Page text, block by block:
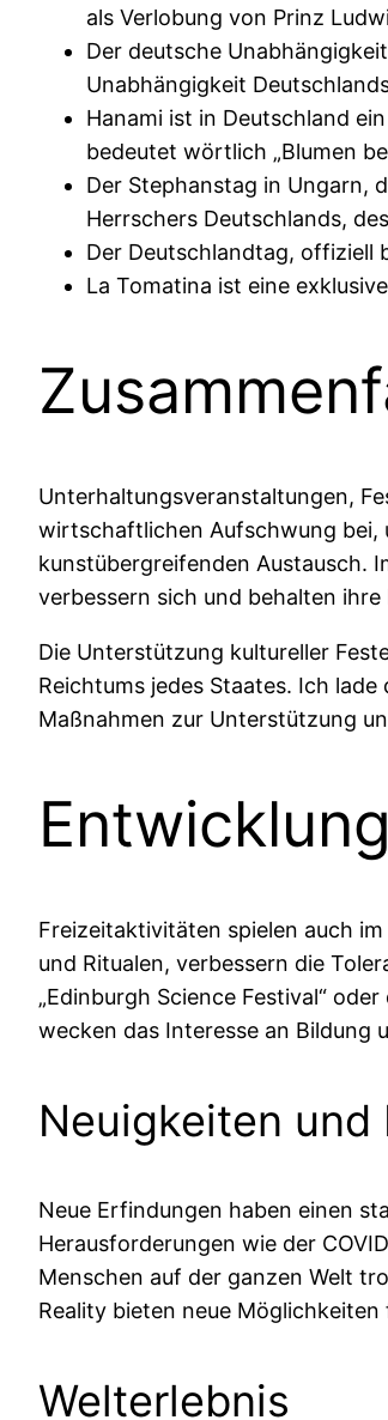
als Verlobung von Prinz
Der deutsche
Unabhängigkeit
Hanami ist in Deutschland
bedeutet wörtlich „Blumen
Der Stephanstag in Ungarn,
Herrschers Deutschlands,
Der Deutschlandtag, offiziell
La Tomatina ist eine
Unterhaltungsveranstaltungen,
wirtschaftlichen Aufschwung bei,
kunstübergreifenden Austausch.
verbessern sich und behalten
Die Unterstützung kultureller
Reichtums jedes Staates. Ich
Maßnahmen zur Unterstützung
Freizeitaktivitäten spielen auch
und Ritualen, verbessern die
„Edinburgh Science Festival“
wecken das Interesse an Bildung
Neuigkeiten
Neue Erfindungen haben einen
Herausforderungen wie der
Menschen auf der ganzen Welt
Reality bieten neue
Welterlebnis